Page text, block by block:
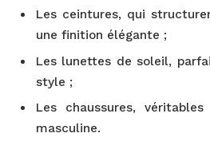
Les ceintures, qui
une finition élégante ;
Les lunettes de soleil,
style ;
Les chaussures,
masculine.